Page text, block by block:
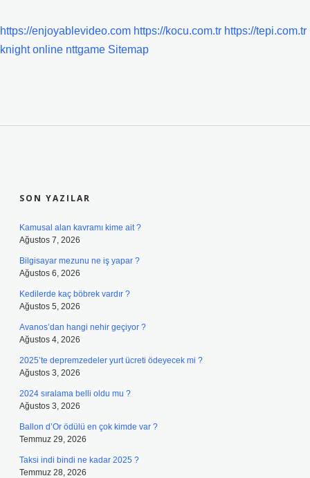
https://enjoyablevideo.com https://kocu.com.tr https://tepi.com.tr
knight online nttgame Sitemap
SON YAZILAR
Kamusal alan kavramı kime ait ?
Ağustos 7, 2026
Bilgisayar mezunu ne iş yapar ?
Ağustos 6, 2026
Kedilerde kaç böbrek vardır ?
Ağustos 5, 2026
Avanos’dan hangi nehir geçiyor ?
Ağustos 4, 2026
2025’te depremzedeler yurt ücreti ödeyecek mi ?
Ağustos 3, 2026
2024 sıralama belli oldu mu ?
Ağustos 3, 2026
Ballon d’Or ödülü en çok kimde var ?
Temmuz 29, 2026
Taksi indi bindi ne kadar 2025 ?
Temmuz 28, 2026